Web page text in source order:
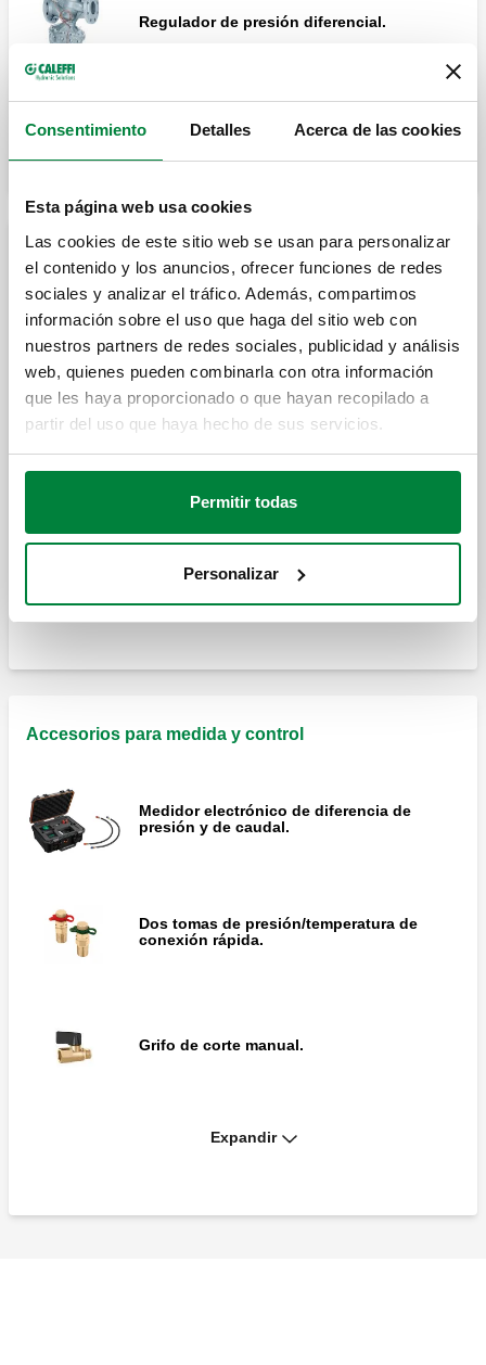
Consentimiento Detalles Acerca de las cookies
Esta página web usa cookies
Las cookies de este sitio web se usan para personalizar
el contenido y los anuncios, ofrecer funciones de redes
sociales y analizar el tráfico. Además, compartimos
información sobre el uso que haga del sitio web con
nuestros partners de redes sociales, publicidad y análisis
web, quienes pueden combinarla con otra información
que les haya proporcionado o que hayan recopilado a
partir del uso que haya hecho de sus servicios.
Permitir todas
Personalizar
Regulador de presión diferencial.
Válvula de corte y prerregulación.
Válvula de corte y prerregulación.
Válvula de by-pass diferencial regulable
con escala graduada.
con escala graduada.
Accesorios para medida y control
Medidor electrónico de diferencia de
presión y de caudal.
Dos tomas de presión/temperatura de
conexión rápida.
Grifo de corte manual.
Expandir